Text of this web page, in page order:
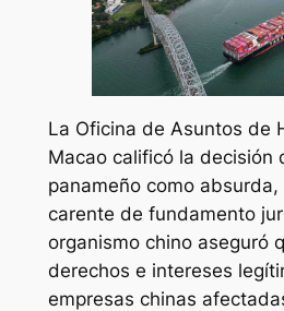
La Oficina de Asuntos de
Macao calificó la decisión
panameño como
carente de fundamento
organismo chino aseguró
derechos e intereses
empresas chinas